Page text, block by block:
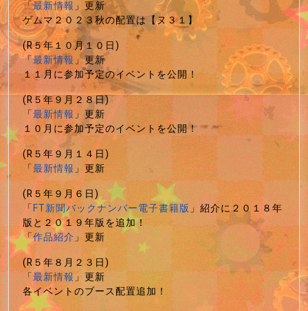
「最新情報」更新
ゲムマ２０２３秋の配置は【ヌ３１】
(R５年１０月１０日)
「最新情報」更新
１１月に参加予定のイベントを公開！
(R５年９月２８日)
「最新情報」更新
１０月に参加予定のイベントを公開！
(R５年９月１４日)
「最新情報」更新
(R５年９月６日)
「FT新聞バックナンバー電子書籍版」紹介に２０１８年
版と２０１９年版を追加！
「作品紹介」更新
(R５年８月２３日)
「最新情報」更新
各イベントのブース配置追加！